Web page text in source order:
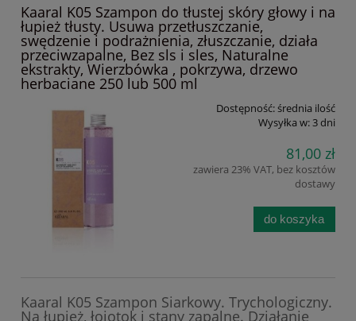
Kaaral K05 Szampon do tłustej skóry głowy i na
łupież tłusty. Usuwa przetłuszczanie,
swędzenie i podrażnienia, złuszczanie, działa
przeciwzapalne, Bez sls i sles, Naturalne
ekstrakty, Wierzbówka , pokrzywa, drzewo
herbaciane 250 lub 500 ml
Dostępność:średnia ilość
Wysyłka w:3 dni
81,00 zł
zawiera 23% VAT, bez kosztów
dostawy
do koszyka
Kaaral K05 Szampon Siarkowy. Trychologiczny.
Na łupież, łojotok i stany zapalne. Działanie